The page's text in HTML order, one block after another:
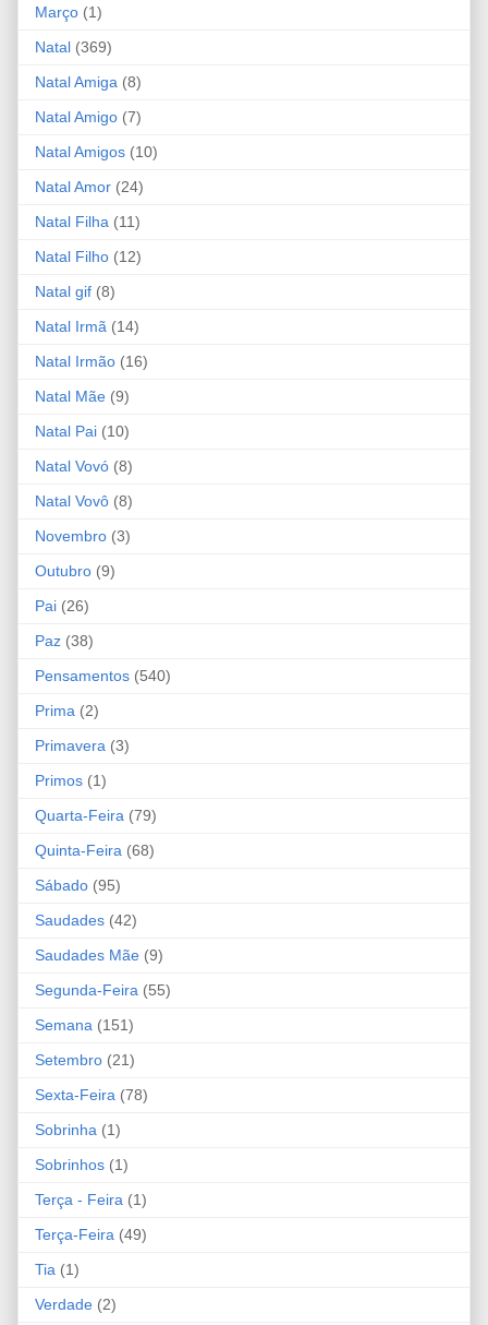
Março (1)
Natal (369)
Natal Amiga (8)
Natal Amigo (7)
Natal Amigos (10)
Natal Amor (24)
Natal Filha (11)
Natal Filho (12)
Natal gif (8)
Natal Irmã (14)
Natal Irmão (16)
Natal Mãe (9)
Natal Pai (10)
Natal Vovó (8)
Natal Vovô (8)
Novembro (3)
Outubro (9)
Pai (26)
Paz (38)
Pensamentos (540)
Prima (2)
Primavera (3)
Primos (1)
Quarta-Feira (79)
Quinta-Feira (68)
Sábado (95)
Saudades (42)
Saudades Mãe (9)
Segunda-Feira (55)
Semana (151)
Setembro (21)
Sexta-Feira (78)
Sobrinha (1)
Sobrinhos (1)
Terça - Feira (1)
Terça-Feira (49)
Tia (1)
Verdade (2)